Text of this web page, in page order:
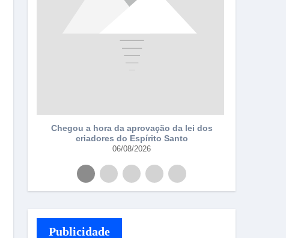
Chegou a hora da aprovação da lei dos
criadores do Espírito Santo
06/08/2026
Publicidade